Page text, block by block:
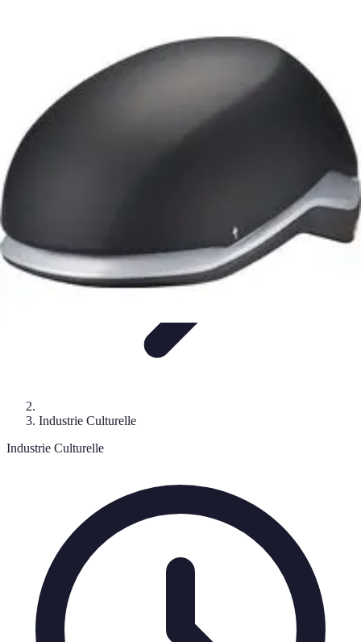
Cryptomonnaies
Tech Culture Mag
Industrie Culturelle
Industrie Culturelle